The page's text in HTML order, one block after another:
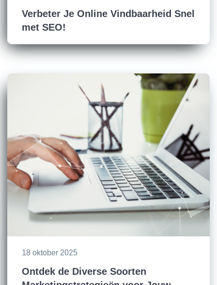
Verbeter Je Online Vindbaarheid Snel
met SEO!
18 oktober 2025
Ontdek de Diverse Soorten